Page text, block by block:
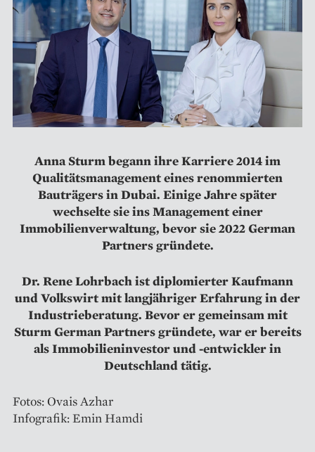
Anna Sturm begann ihre Karriere 2014 im
Qualitätsmanagement eines renommierten
Bauträgers in Dubai. Einige Jahre später
wechselte sie ins Management einer
Immobilienverwaltung, bevor sie 2022 German
Partners gründete.
Dr. Rene Lohrbach ist diplomierter Kaufmann
und Volkswirt mit langjähriger Erfahrung in der
Industrieberatung. Bevor er gemeinsam mit
Sturm German Partners gründete, war er bereits
als Immobilieninvestor und -entwickler in
Deutschland tätig.
Fotos: Ovais Azhar
Infografik: Emin Hamdi